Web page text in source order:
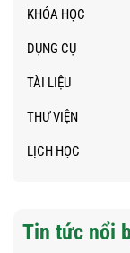
KHÓA HỌC
DỤNG CỤ
TÀI LIỆU
THƯ VIỆN
LỊCH HỌC
Tin tức nổi